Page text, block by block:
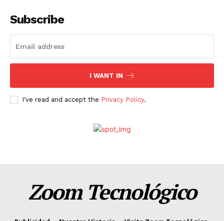
Subscribe
I WANT IN
I've read and accept the Privacy Policy.
Zoom Tecnológico